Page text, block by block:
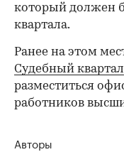
который должен
квартала.
Ранее на этом
Судебный квартал
разместиться
работников
Авторы